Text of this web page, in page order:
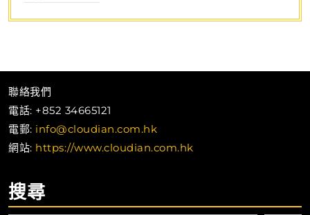
聯絡我們
電話: +852 34665121
電郵: info@cloudian.com.hk
網站: https://www.cloudian.com.hk
搜尋